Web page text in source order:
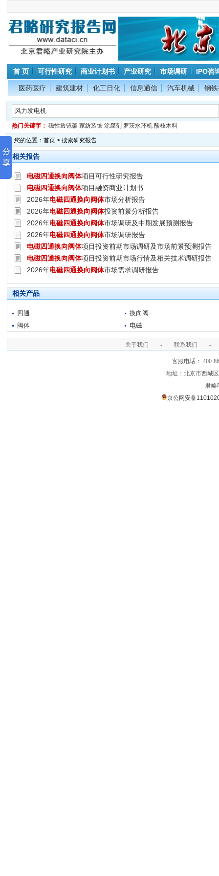
首 页 可行性研究 商业计划书 产业研究 市场调研 IPO咨
医药医疗 建筑建材 化工日化 信息通信 汽车机械 钢
热门关键字： 磁性透镜架 家纺装饰 涂腐剂 罗茨水环机 酸枝木料
您的位置： 首页> 搜索研究报告
相关报告
电磁四通换向阀体项目可行性研究报告
电磁四通换向阀体项目融资商业计划书
2026年电磁四通换向阀体市场分析报告
2026年电磁四通换向阀体投资前景分析报告
2026年电磁四通换向阀体市场调研及中期发展预测报告
2026年电磁四通换向阀体市场调研报告
电磁四通换向阀体项目投资前期市场调研及市场前景预测报告
电磁四通换向阀体项目投资前期市场行情及相关技术调研报告
2026年电磁四通换向阀体市场需求调研报告
相关产品
四通
换向阀
阀体
电磁
关于我们 - 联系我们 -
客服电话： 400-
地址：北京市西城
君略
京公网安备